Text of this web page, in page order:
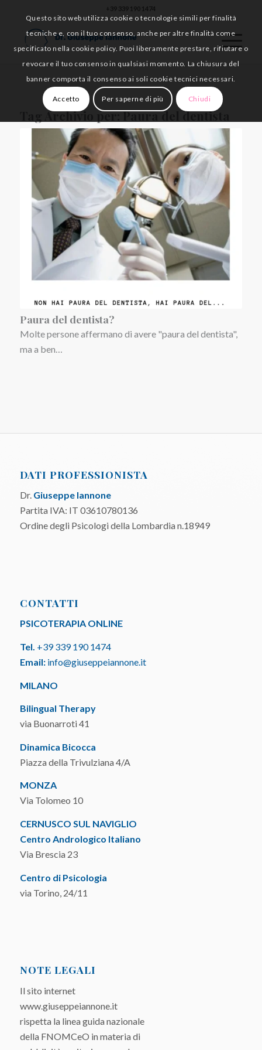
+39 339 190 1474
Tag Archivio per:Paura del dentista
Paura del dentista?
Molte persone affermano di avere "paura del dentista",
ma a ben…
DATI PROFESSIONISTA
Dr. Giuseppe Iannone
Partita IVA: IT 03610780136
Ordine degli Psicologi della Lombardia n.18949
CONTATTI
PSICOTERAPIA ONLINE
Tel. +39 339 190 1474
Email: info@giuseppeiannone.it
MILANO
Bilingual Therapy
via Buonarroti 41
Dinamica Bicocca
Piazza della Trivulziana 4/A
MONZA
Via Tolomeo 10
CERNUSCO SUL NAVIGLIO
Centro Andrologico Italiano
Via Brescia 23
Centro di Psicologia
via Torino, 24/11
NOTE LEGALI
Il sito internet
www.giuseppeiannone.it
rispetta la linea guida nazionale
della FNOMCeO in materia di
Questo sito web utilizza cookie o tecnologie simili per finalità
tecniche e, con il tuo consenso, anche per altre finalità come
specificato nella cookie policy. Puoi liberamente prestare, rifiutare o
revocare il tuo consenso in qualsiasi momento. La chiusura del
banner comporta il consenso ai soli cookie tecnici necessari.
Accetto Per saperne di più Chiudi